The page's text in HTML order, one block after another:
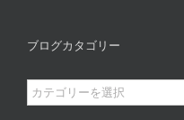
ブログカタゴリー
ブ
ロ